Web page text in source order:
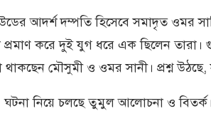
আদর্শ দম্পতি হিসেবে সমাদৃত ওমর
করে দুই যুগ ধরে এক ছিলেন তারা।
মৌসুমী ও ওমর সানী। প্রশ্ন উঠছে,
ঘটনা নিয়ে চলছে তুমুল আলোচনা ও